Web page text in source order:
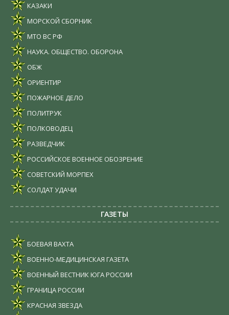
КАЗАКИ
МОРСКОЙ СБОРНИК
МТО ВС РФ
НАУКА. ОБЩЕСТВО. ОБОРОНА
ОБЖ
ОРИЕНТИР
ПОЖАРНОЕ ДЕЛО
ПОЛИТРУК
ПОЛКОВОДЕЦ
РАЗВЕДЧИК
РОССИЙСКОЕ ВОЕННОЕ ОБОЗРЕНИЕ
СОВЕТСКИЙ МОРПЕХ
СОЛДАТ УДАЧИ
ГАЗЕТЫ
БОЕВАЯ ВАХТА
ВОЕННО-МЕДИЦИНСКАЯ ГАЗЕТА
ВОЕННЫЙ ВЕСТНИК ЮГА РОССИИ
ГРАНИЦА РОССИИ
КРАСНАЯ ЗВЕЗДА